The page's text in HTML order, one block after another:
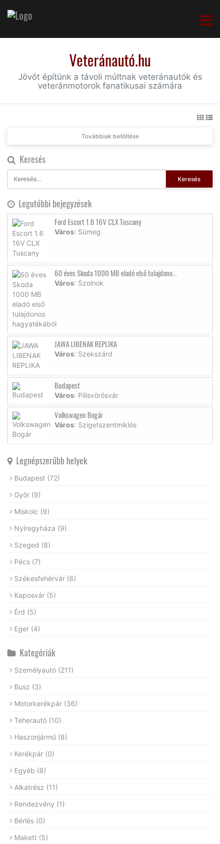
Veteránautó.hu
Jövőt építünk a távoli múltnak veteránautók és
veteránmotorok fanatikusai számára
Továbbiak betöltése
Keresés
Keresés
Legutóbbi bejegyzések
Ford Escort 1.6 16V CLX Tuscany
Város: Sümeg
60 éves Skoda 1000 MB eladó első tulajdono...
Város: Szolnok
JAWA LIBENAK REPLIKA
Város: Szekszárd
Budapest
Város: Pilisvörösvár
Volkswagen Bogár
Város: Szigetszentmiklós
Legnépszerűbb helyek
Budapest (72)
Győr (9)
Miskolc (9)
Nyíregyháza (9)
Szeged (8)
Pécs (7)
Székesfehérvár (6)
Kaposvár (5)
Érd (5)
Eger (4)
Kategóriák
Személyautó (211)
Busz (3)
Motorkerékpár (36)
Teherautó (10)
Haszonjármű (8)
Kerékpár (0)
Egyéb (8)
Alkatrész (11)
Rendezvény (1)
Bérlés (0)
Makett (5)